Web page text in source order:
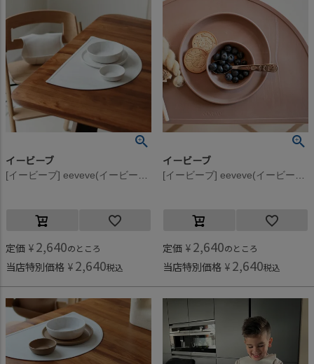
イービーブ
[イービーブ] eeveve(イービーブ) Marble シリコンプレースマット Autumn Gold
定価 ¥ 2,640のところ
当店特別価格 ¥ 2,640税込
イービーブ
[イービーブ] eeveve(イービーブ) Marble シリコンプレースマット Powder Blush
定価 ¥ 2,640のところ
当店特別価格 ¥ 2,640税込